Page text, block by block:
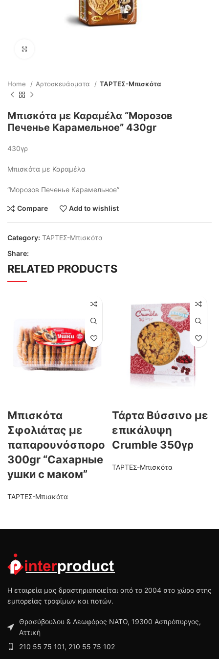
Home Αρτοσκευάσματα ΤΑΡΤΕΣ-Μπισκότα
Μπισκότα με Καραμέλα “Морозов
Печенье Карамельное” 430gr
430γρ
Μπισκότα με Καραμέλα
“Морозов Печенье Карамельное”
Compare Add to wishlist
Category: ΤΑΡΤΕΣ-Μπισκότα
Share:
RELATED PRODUCTS
Μπισκότα
Σφολιάτας με
παπαρουνόσπορο
300gr “Сахарные
ушки с маком”
ΤΑΡΤΕΣ-Μπισκότα
Τάρτα Βύσσινο με
επικάλυψη
Crumble 350γρ
ΤΑΡΤΕΣ-Μπισκότα
Η εταιρεία μας δραστηριοποιείται από το 2004 στο χώρο στης
εμπορείας τροφίμων και ποτών.
Θρασύβουλου & Λεωφόρος ΝΑΤΟ, 19300 Ασπρόπυργος,
Αττική
210 55 75 101, 210 55 75 102